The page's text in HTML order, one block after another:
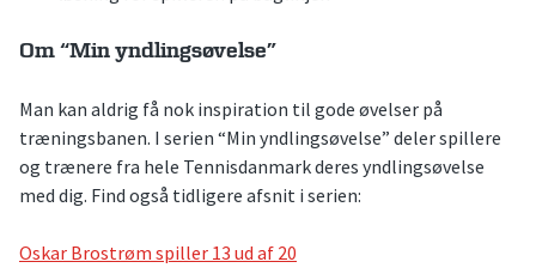
Om “Min yndlingsøvelse”
Man kan aldrig få nok inspiration til gode øvelser på
træningsbanen. I serien “Min yndlingsøvelse” deler spillere
og trænere fra hele Tennisdanmark deres yndlingsøvelse
med dig. Find også tidligere afsnit i serien:
Oskar Brostrøm spiller 13 ud af 20